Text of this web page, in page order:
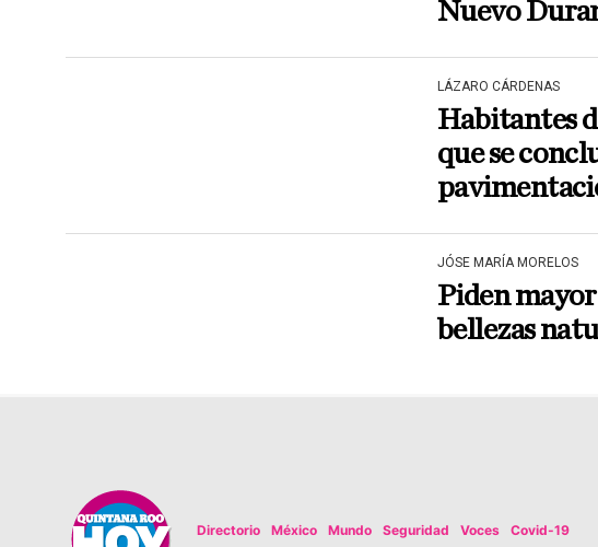
Nuevo
LÁZARO CÁRDENAS
Habitantes
que se
JÓSE MARÍA MORELOS
Piden
bellezas
Directorio México Mundo Seguridad Voces Covid-19